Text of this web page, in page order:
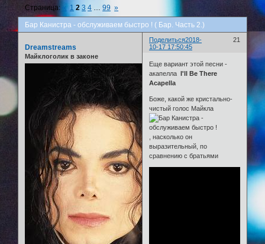
Бар Канистра - обслуживаем быстро ! ( Бар. Часть 2.)
Страница: « 1 2 3 4 99 »
Поделиться 21
2018-
10-17 17:50:45
Dreamstreams
Майклоголик в законе
Еще вариант этой песни -
акапеллаI'll Be There
Acapella
Боже, какой же кристально-
чистый голос Майкла
, насколько он
выразительный, по
сравнению с братьями